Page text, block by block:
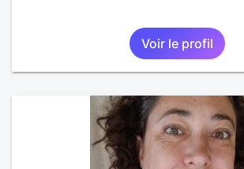
Voir le profil